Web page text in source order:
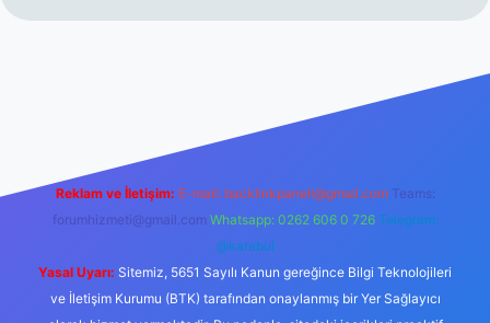
Reklam ve İletişim: E-mail: backlinkpaneli@gmail.com Teams:
forumhizmeti@gmail.com Whatsapp: 0262 606 0 726 Telegram:
@karabul
Yasal Uyarı: Sitemiz, 5651 Sayılı Kanun gereğince Bilgi Teknolojileri
ve İletişim Kurumu (BTK) tarafından onaylanmış bir Yer Sağlayıcı